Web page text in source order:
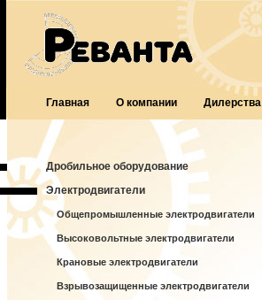
Главная О компании Дилерства
Дробильное оборудование
Электродвигатели
Общепромышленные электродвигатели
Высоковольтные электродвигатели
Крановые электродвигатели
Взрывозащищенные электродвигатели